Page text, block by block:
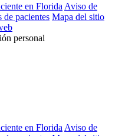
en Florida Aviso de
de pacientes Mapa del sitio
personal
en Florida Aviso de